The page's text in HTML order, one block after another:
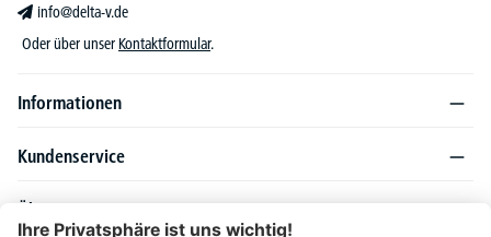
info@delta-v.de
Oder über unser Kontaktformular.
Informationen
Kundenservice
Über DELTA-V